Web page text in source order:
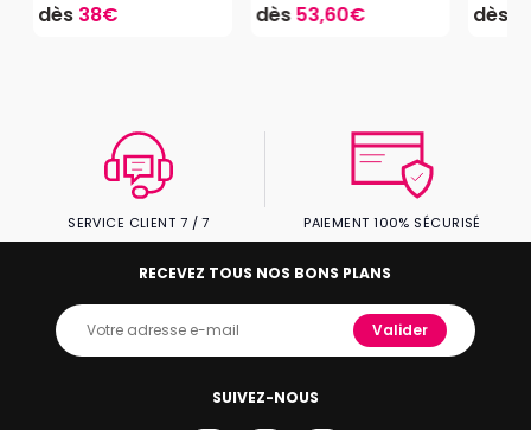
dès 38€ dès53,60€ dès
SERVICE CLIENT 7 / 7 PAIEMENT 100% SÉCURISÉ
SUIVEZ-NOUS
RECEVEZ TOUS NOS BONS PLANS
Valider